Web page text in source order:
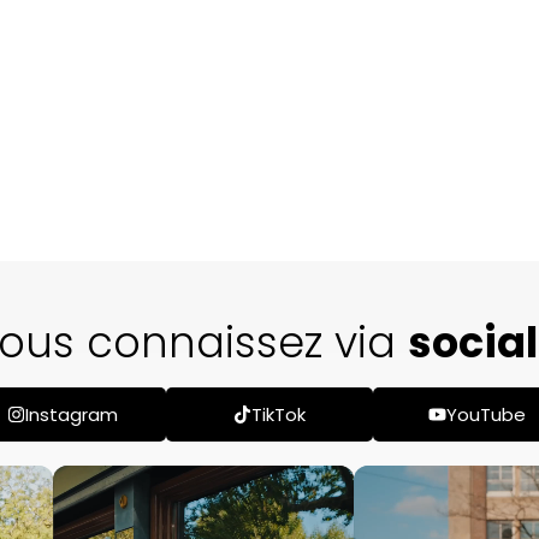
nous connaissez via
Instagram TikTok YouTube